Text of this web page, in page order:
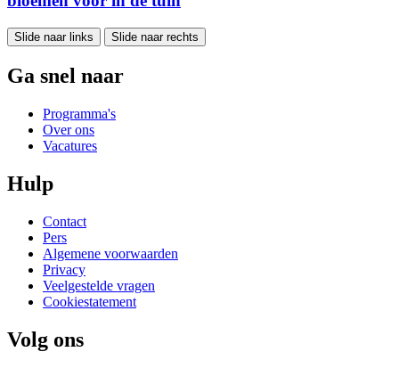
Slide naar links Slide naar rechts
Ga snel naar
Programma's
Over ons
Vacatures
Hulp
Contact
Pers
Algemene voorwaarden
Privacy
Veelgestelde vragen
Cookiestatement
Volg ons